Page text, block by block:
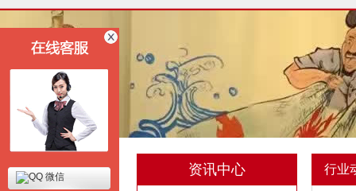
资讯中心 行业
微信